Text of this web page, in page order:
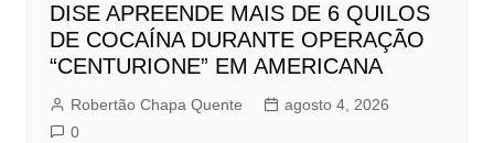
DISE APREENDE MAIS DE 6 QUILOS
DE COCAÍNA DURANTE OPERAÇÃO
“CENTURIONE” EM AMERICANA
Robertão Chapa Quente
agosto 4, 2026
0